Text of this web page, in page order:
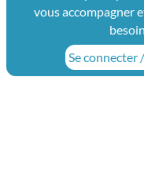
vous accompagner
Se connecter